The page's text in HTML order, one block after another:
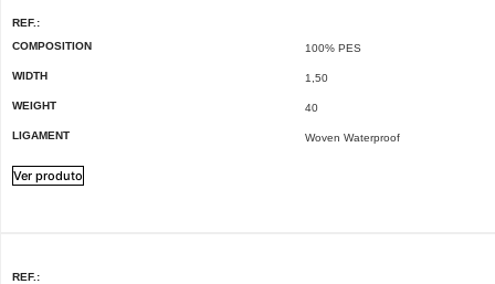
REF.:
COMPOSITION
100% PES
WIDTH 1,50
WEIGHT 40
LIGAMENT Woven Waterproof
Ver produto
REF.: